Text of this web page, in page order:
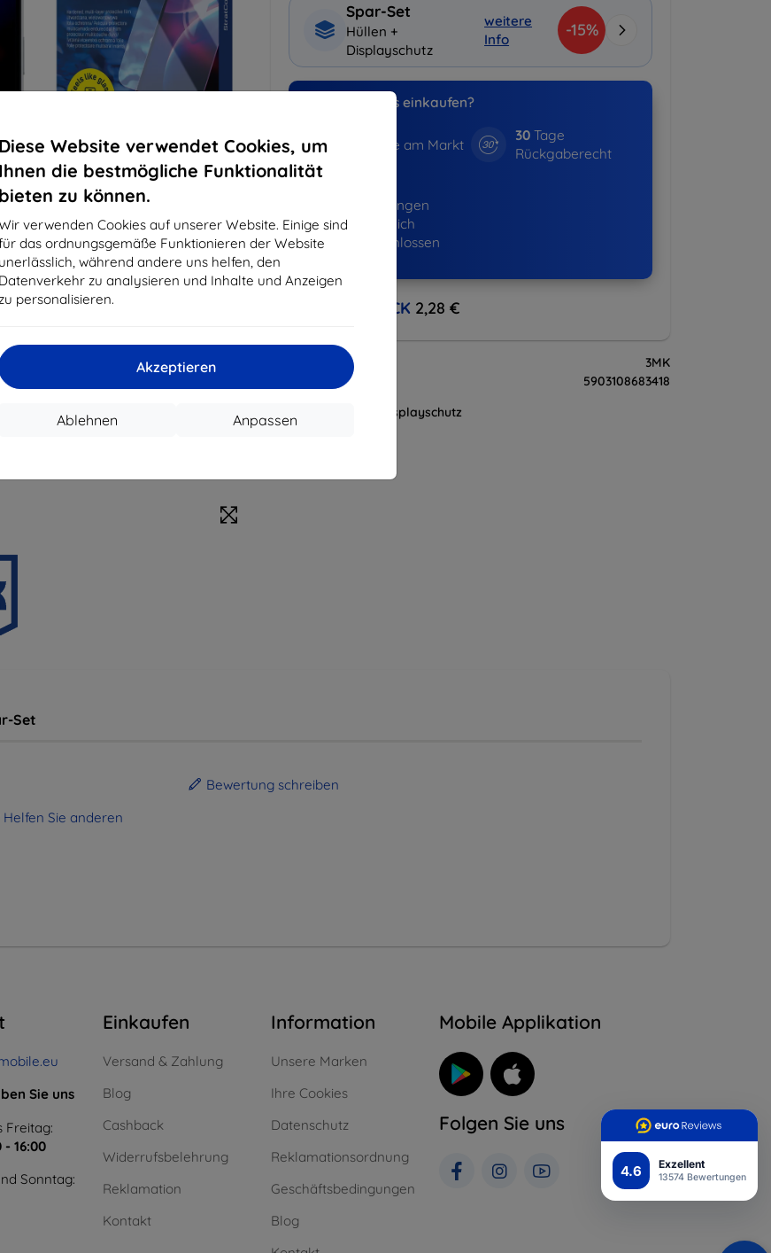
4.6 Exzellent
13574 Bewertungen
Diese Website verwendet Cookies, um
Ihnen die bestmögliche Funktionalität
bieten zu können.
verwenden Cookies auf unserer Website. Einige sind
das ordnungsgemäße Funktionieren der Website
unerlässlich, während andere uns helfen, den
Datenverkehr zu analysieren und Inhalte und Anzeigen
personalisieren.
Akzeptieren
Anpassen
Ablehnen
Spar-Set
Hüllen +
Displayschutz
weitere
Info
-15%
Warum bei uns einkaufen?
Jahre am Markt
30Tage
Rückgaberecht
Bestellungen
erfolgreich
abgeschlossen
CASHBACK 2,28 €
3MK
5903108683418
Displayschutz
Set
Sie anderen
Bewertung schreiben
Sie uns
Freitag:
- 16:00
Sonntag:
Einkaufen
Versand & Zahlung
Blog
Cashback
Widerrufsbelehrung
Reklamation
Kontakt
Information
Unsere Marken
Ihre Cookies
Datenschutz
Reklamationsordnung
Geschäftsbedingungen
Blog
Mobile Applikation
Folgen Sie uns